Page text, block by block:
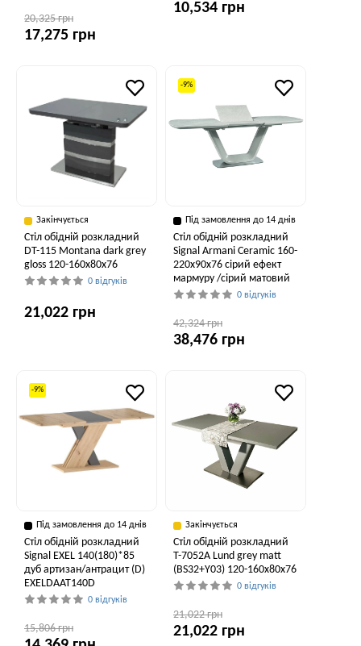
20,325 грн
17,275 грн
10,534 грн
Закінчується
Стіл обідній розкладний
DT-115 Montana dark grey
gloss 120-160x80x76
0 відгуків
21,022 грн
-9%
Під замовлення до 14 днів
Стіл обідній розкладний
Signal Armani Ceramic 160-
220x90x76 сірий ефект
мармуру /сірий матовий
0 відгуків
42,324 грн
38,476 грн
-9%
Під замовлення до 14 днів
Стіл обідній розкладний
Signal EXEL 140(180)*85
дуб артизан/антрацит (D)
EXELDAAT140D
0 відгуків
15,806 грн
Закінчується
Стіл обідній розкладний
T-7052A Lund grey matt
(BS32+Y03) 120-160x80x76
0 відгуків
21,022 грн
21,022 грн